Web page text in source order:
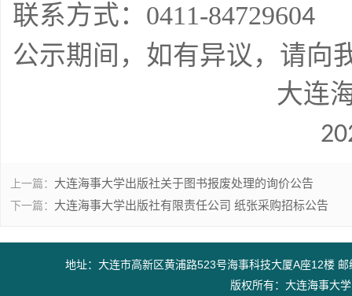
联系方式：0411-84729604
公示期间，如有异议，请向
大连
上一篇： 大连海事大学出版社关于图书报废处理的询价公告
下一篇： 大连海事大学出版社有限责任公司 纸张采购招标公告
地址：大连市高新区黄浦路523号海事科技大厦A座12楼
版权所有：大连海事大